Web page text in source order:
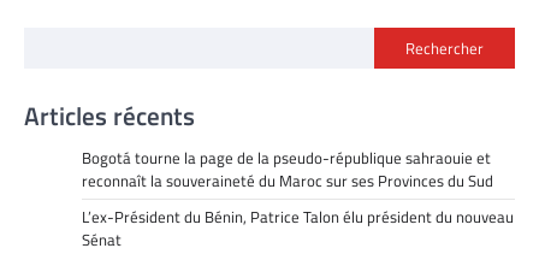
Rechercher
Articles récents
Bogotá tourne la page de la pseudo-république sahraouie et
reconnaît la souveraineté du Maroc sur ses Provinces du Sud
L’ex-Président du Bénin, Patrice Talon élu président du nouveau
Sénat